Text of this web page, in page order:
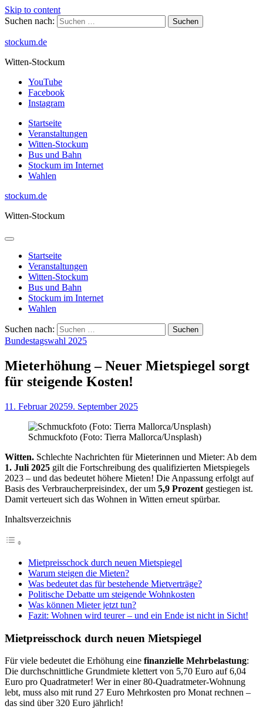
Skip to content
Suchen nach:
stockum.de
Witten-Stockum
YouTube
Facebook
Instagram
Startseite
Veranstaltungen
Witten-Stockum
Bus und Bahn
Stockum im Internet
Wahlen
stockum.de
Witten-Stockum
Startseite
Veranstaltungen
Witten-Stockum
Bus und Bahn
Stockum im Internet
Wahlen
Suchen nach:
Bundestagswahl 2025
Mieterhöhung – Neuer Mietspiegel sorgt
für steigende Kosten!
11. Februar 20259. September 2025
Schmuckfoto (Foto: Tierra Mallorca/Unsplash)
Witten. Schlechte Nachrichten für Mieterinnen und Mieter: Ab dem
1. Juli 2025 gilt die Fortschreibung des qualifizierten Mietspiegels
2023 – und das bedeutet höhere Mieten! Die Anpassung erfolgt auf
Basis des Verbraucherpreisindex, der um 5,9 Prozent gestiegen ist.
Damit verteuert sich das Wohnen in Witten erneut spürbar.
Inhaltsverzeichnis
Mietpreisschock durch neuen Mietspiegel
Warum steigen die Mieten?
Was bedeutet das für bestehende Mietverträge?
Politische Debatte um steigende Wohnkosten
Was können Mieter jetzt tun?
Fazit: Wohnen wird teurer – und ein Ende ist nicht in Sicht!
Mietpreisschock durch neuen Mietspiegel
Für viele bedeutet die Erhöhung eine finanzielle Mehrbelastung:
Die durchschnittliche Grundmiete klettert von 5,70 Euro auf 6,04
Euro pro Quadratmeter! Wer in einer 80-Quadratmeter-Wohnung
lebt, muss also mit rund 27 Euro Mehrkosten pro Monat rechnen –
das sind über 320 Euro jährlich!